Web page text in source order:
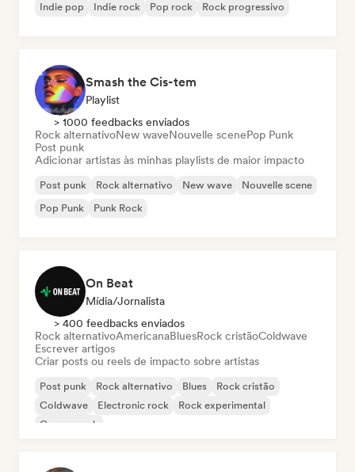
Indie pop
Indie rock Pop rock Rock progressivo
Smash the Cis-tem
Playlist
> 1000 feedbacks enviados
Rock alternativoNew waveNouvelle scenePop Punk
Post punk
Adicionar artistas às minhas playlists de maior impacto
Post punk Rock alternativo New wave
Nouvelle scene
Pop Punk
Punk Rock
On Beat
Mídia/Jornalista
> 400 feedbacks enviados
Rock alternativoAmericanaBluesRock cristãoColdwave
Escrever artigos
Criar posts ou reels de impacto sobre artistas
Post punk Rock alternativo Blues
Rock cristão
Coldwave
Electronic rock
Rock experimental
Garage rock